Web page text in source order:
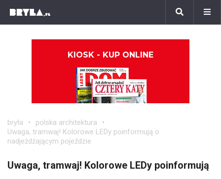
KIOSK - KUP ONLINE
bryła
polska architektura
Uwaga, tramwaj! Kolorowe LEDy poinformują o
nadjeżdżającym pojeździe
Uwaga, tramwaj! Kolorowe LEDy poinformują